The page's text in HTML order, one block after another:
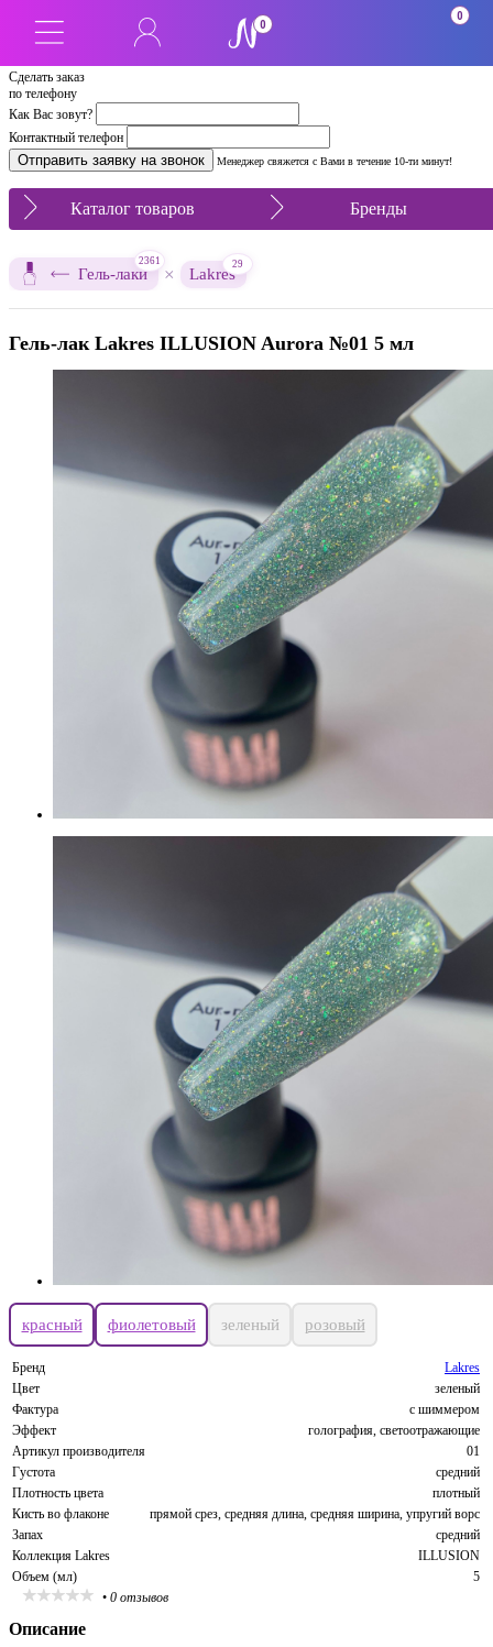
Сделать заказ
по телефону
Как Вас зовут?
Контактный телефон
Менеджер свяжется с Вами в течение 10-ти минут!
0
0
Каталог товаров Бренды
Гель-лаки
2361
× Lakres
29
Гель-лак Lakres ILLUSION Aurora №01 5 мл
красный фиолетовый зеленый розовый
Бренд
Lakres
Цвет
зеленый
Фактура
с шиммером
Эффект
голография, светоотражающие
Артикул производителя
01
Густота
средний
Плотность цвета
плотный
Кисть во флаконе
прямой срез, средняя длина, средняя ширина, упругий ворс
Запах
средний
Коллекция Lakres
ILLUSION
Объем (мл)
5
• 0 отзывов
Описание